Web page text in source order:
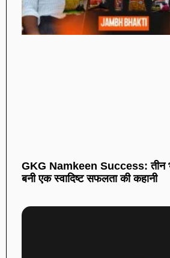
GKG Namkeen Success: तीन
बनी एक स्वादिष्ट सफलता की कहानी